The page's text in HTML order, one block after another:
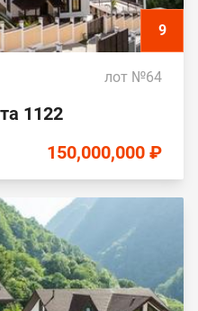
9
лот №64
1122
150,000,000 ₽